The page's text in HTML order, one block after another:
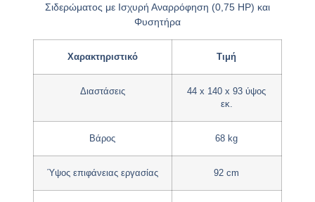
Σιδερώματος με Ισχυρή Αναρρόφηση (0,75 HP) και
Φυσητήρα
Χαρακτηριστικό Τιμή
Διαστάσεις
44 x 140 x 93 ύψος
εκ.
Βάρος 68 kg
Ύψος επιφάνειας εργασίας 92 cm